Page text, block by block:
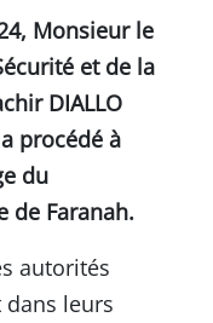
Monsieur le
et de la
DIALLO
procédé à
du
de Faranah.
autorités
leurs